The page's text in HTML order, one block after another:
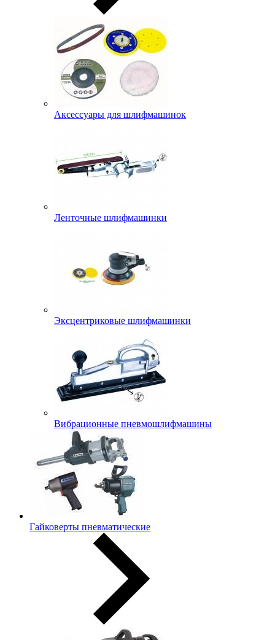
Аксессуары для шлифмашинок
Ленточные шлифмашинки
Эксцентриковые шлифмашинки
Вибрационные пневмошлифмашины
Гайковерты пневматические